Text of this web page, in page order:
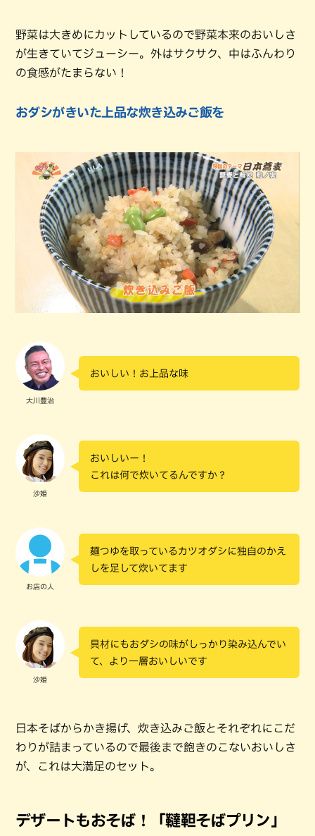
野菜は大きめにカットしているので野菜本来のおいしさ
が生きていてジューシー。外はサクサク、中はふんわり
の食感がたまらない！
おダシがきいた上品な炊き込みご飯を
大川豊治
おいしい！お上品な味
沙姫
おいしいー！
これは何で炊いてるんですか？
お店の人
麺つゆを取っているカツオダシに独自のかえ
しを足して炊いてます
沙姫
具材にもおダシの味がしっかり染み込んでい
て、より一層おいしいです
日本そばからかき揚げ、炊き込みご飯とそれぞれにこだ
わりが詰まっているので最後まで飽きのこないおいしさ
が、これは大満足のセット。
デザートもおそば！「韃靼そばプリン」